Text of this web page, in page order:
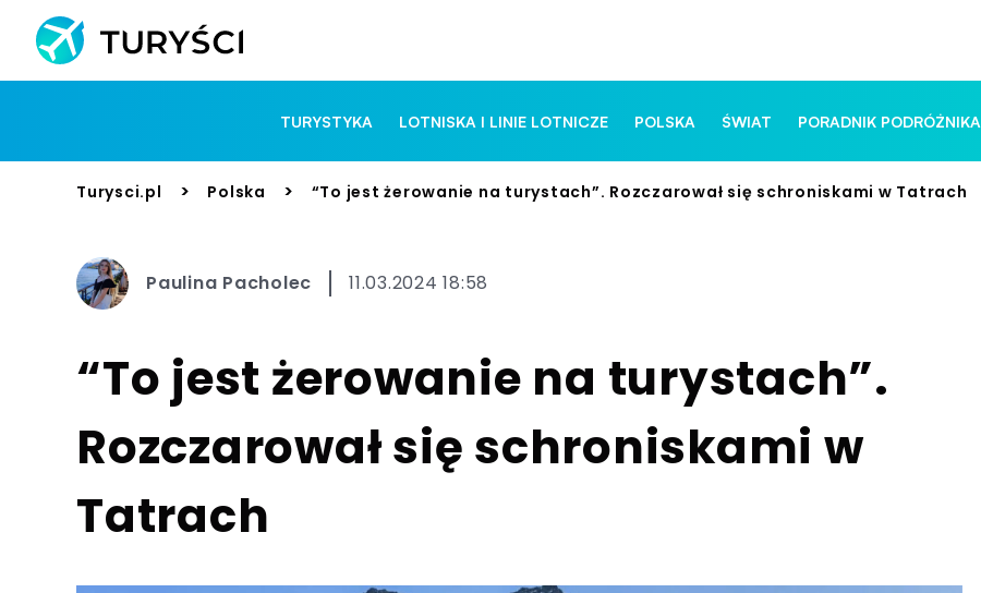
TURYSTYKA LOTNISKA I LINIE LOTNICZE POLSKA ŚWIAT PORADNIK PODRÓŻNIKA
Turysci.pl > Polska > “To jest żerowanie na turystach”. Rozczarował się schroniskami w Tatrach
Paulina Pacholec 11.03.2024 18:58
“To jest żerowanie na turystach”.
Rozczarował się schroniskami w
Tatrach